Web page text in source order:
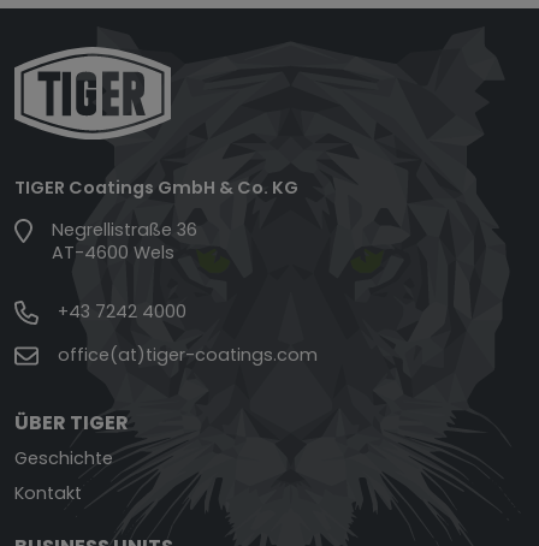
TIGER Coatings GmbH & Co. KG
Negrellistraße 36
AT-4600 Wels
+43 7242 4000
office(at)tiger-coatings.com
ÜBER TIGER
Geschichte
Kontakt